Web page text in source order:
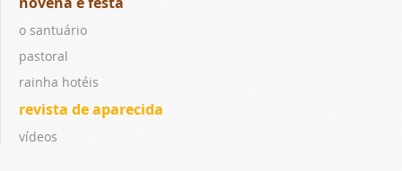
o santuário
pastoral
rainha hotéis
revista de aparecida
vídeos